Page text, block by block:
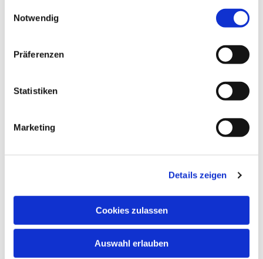
Notwendig
Präferenzen
Statistiken
Marketing
Details zeigen
Cookies zulassen
Auswahl erlauben